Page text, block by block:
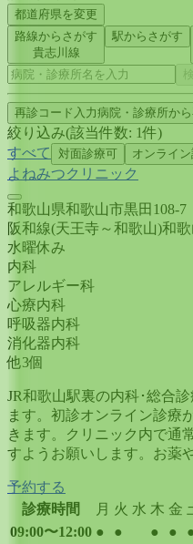
都道府県を変更
路線からさがす
貴志川線
駅からさがす
再診コード入力病院・診療所か
絞り込み(該当件数: 1件)
すべて
対面診療可 オンライ
よねみつクリニック
和歌山県和歌山市黒田108-7
阪和線(天王寺～和歌山)和歌
水曜休み
内科
アレルギー科
心療内科
呼吸器内科
消化器内科
他3個
JR和歌山駅裏の内科･総合
ます。初診オンライン診療
きます。クリニック内で通
すようお願いします。お薬
予約する
診療時間
月 火 水 木 金
09:00〜12:00 ● ● ● ●